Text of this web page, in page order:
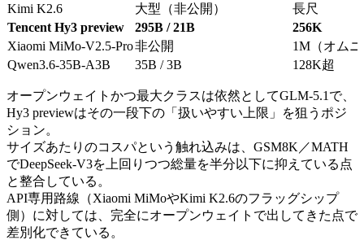
Kimi K2.6
大型（非公開）
長尺
Tencent Hy3 preview
295B / 21B
256K
Xiaomi MiMo-V2.5-Pro非公開
1M（オム
Qwen3.6-35B-A3B
35B / 3B 128K超
オープンウェイトかつ最大クラスは依然としてGLM-5.1で、
Hy3 previewはその一段下の「扱いやすい上限」を狙うポジ
ション。
サイズあたりのコスパという触れ込みは、GSM8K／MATH
でDeepSeek-V3を上回りつつ総量を半分以下に抑えている点
と整合している。
API専用路線（Xiaomi MiMoやKimi K2.6のフラッグシップ
側）に対しては、完全にオープンウェイトで出してきた点で
差別化できている。